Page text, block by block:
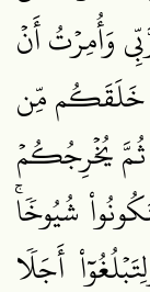
وَأُمِرۡتُ أَنۡ
خَلَقَكُم مِّن
يُخۡرِجُكُمۡ
شُيُوخٗاۚ
أَجَلٗا